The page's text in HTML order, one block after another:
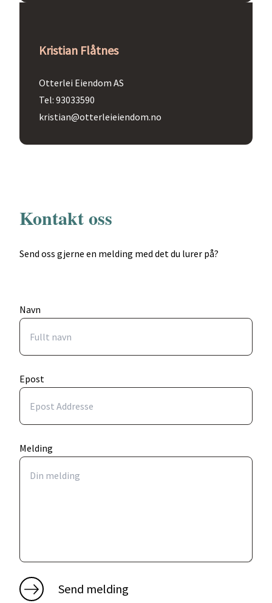
Kristian Flåtnes
Otterlei Eiendom AS
Tel: 93033590
kristian@otterleieiendom.no
Kontakt oss
Send oss gjerne en melding med det du lurer på?
Navn
Epost
Melding
Send melding